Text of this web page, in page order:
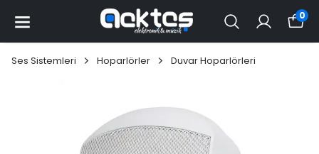
0
Ses Sistemleri Hoparlörler Duvar Hoparlörleri